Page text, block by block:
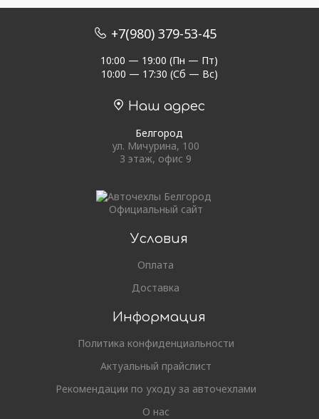
+7(980) 379-53-45
10:00 — 19:00 (Пн — Пт)
10:00 — 17:30 (Сб — Вс)
Наш адрес
Белгород
ул. Мичурина, 100
3 этаж, офис 9
Официальный сайт
Условия
Оплата
Доставка
Информация
Политика конфиденциальности
Актуальный прайслист
Рекомендации по уходу за авточехлами
О нас